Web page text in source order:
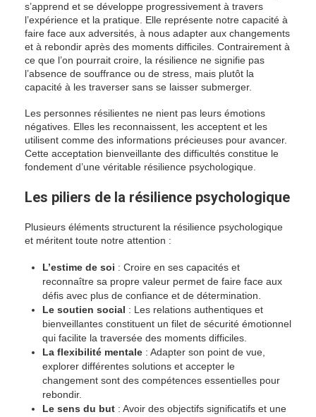
s’apprend et se développe progressivement à travers
l’expérience et la pratique. Elle représente notre capacité à
faire face aux adversités, à nous adapter aux changements
et à rebondir après des moments difficiles. Contrairement à
ce que l’on pourrait croire, la résilience ne signifie pas
l’absence de souffrance ou de stress, mais plutôt la
capacité à les traverser sans se laisser submerger.
Les personnes résilientes ne nient pas leurs émotions
négatives. Elles les reconnaissent, les acceptent et les
utilisent comme des informations précieuses pour avancer.
Cette acceptation bienveillante des difficultés constitue le
fondement d’une véritable résilience psychologique.
Les piliers de la résilience psychologique
Plusieurs éléments structurent la résilience psychologique
et méritent toute notre attention :
L’estime de soi : Croire en ses capacités et
reconnaître sa propre valeur permet de faire face aux
défis avec plus de confiance et de détermination.
Le soutien social : Les relations authentiques et
bienveillantes constituent un filet de sécurité émotionnel
qui facilite la traversée des moments difficiles.
La flexibilité mentale : Adapter son point de vue,
explorer différentes solutions et accepter le
changement sont des compétences essentielles pour
rebondir.
Le sens du but : Avoir des objectifs significatifs et une